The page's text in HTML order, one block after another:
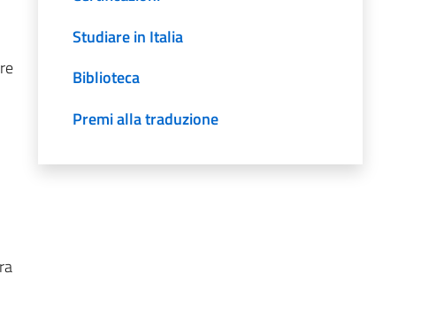
Studiare in Italia
Biblioteca
Premi alla traduzione